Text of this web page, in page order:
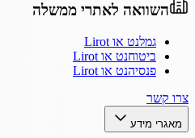
השוואה לאתרי ממשלה
גמלנט או Lirot
ביטוחנט או Lirot
פנסיהנט או Lirot
צרו קשר
מאגרי מידע